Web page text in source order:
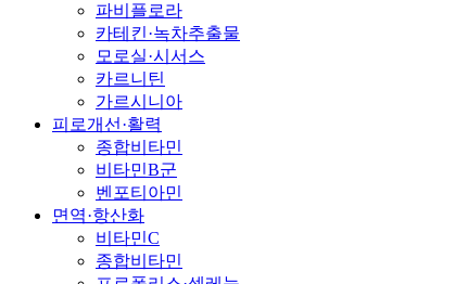
파비플로라
카테킨·녹차추출물
모로실·시서스
카르니틴
가르시니아
피로개선·활력
종합비타민
비타민B군
벤포티아민
면역·항산화
비타민C
종합비타민